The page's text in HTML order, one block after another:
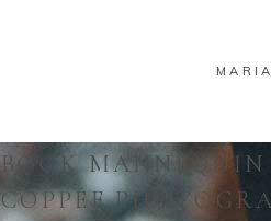
BOOK MANNEQUIN
COPPÉE